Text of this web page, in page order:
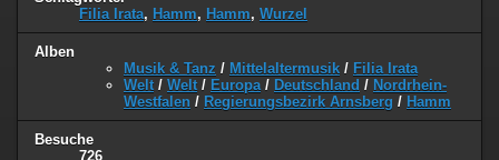
Filia Irata, Hamm, Hamm, Wurzel
Alben
Musik & Tanz / Mittelaltermusik / Filia Irata
Welt / Welt / Europa / Deutschland / Nordrhein-
Westfalen / Regierungsbezirk Arnsberg / Hamm
Besuche
726